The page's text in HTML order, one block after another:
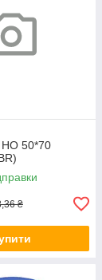
НО 50*70
₴